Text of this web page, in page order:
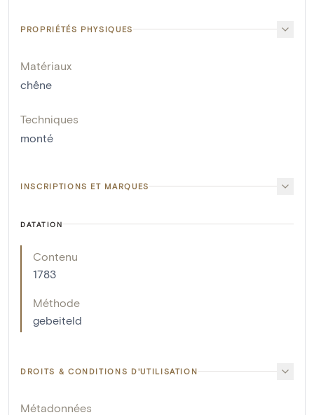
PROPRIÉTÉS PHYSIQUES
Matériaux
chêne
Techniques
monté
INSCRIPTIONS ET MARQUES
DATATION
Contenu
1783
Méthode
gebeiteld
DROITS & CONDITIONS D'UTILISATION
Métadonnées